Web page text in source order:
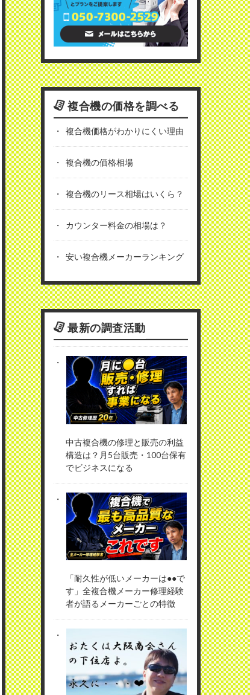
複合機の価格を調べる
複合機価格がわかりにくい理由
複合機の価格相場
複合機のリース相場はいくら？
カウンター料金の相場は？
安い複合機メーカーランキング
最新の調査活動
中古複合機の修理と販売の利益
構造は？月5台販売・100台保有
でビジネスになる
「耐久性が低いメーカーは●●で
す」全複合機メーカー修理経験
者が語るメーカーごとの特徴